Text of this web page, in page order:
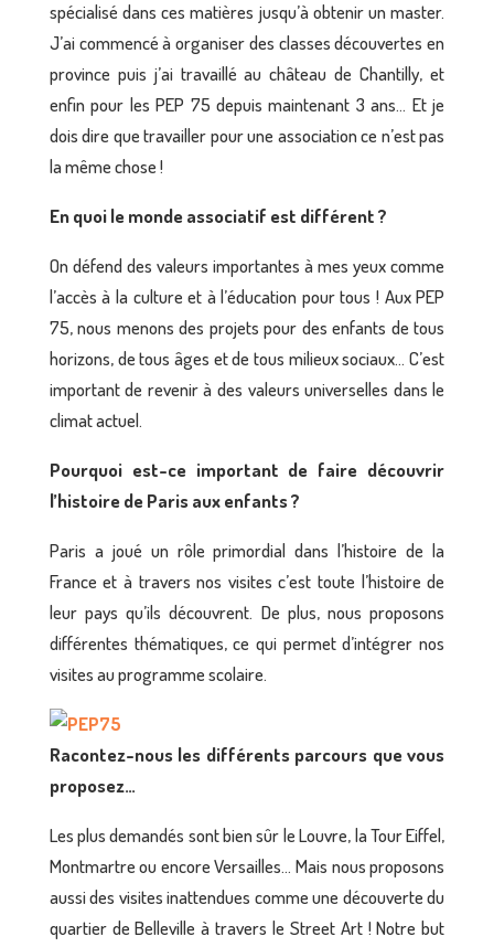
spécialisé dans ces matières jusqu’à obtenir un master.
J’ai commencé à organiser des classes découvertes en
province puis j’ai travaillé au château de Chantilly, et
enfin pour les PEP 75 depuis maintenant 3 ans… Et je
dois dire que travailler pour une association ce n’est pas
la même chose !
En quoi le monde associatif est différent ?
On défend des valeurs importantes à mes yeux comme
l’accès à la culture et à l’éducation pour tous ! Aux PEP
75, nous menons des projets pour des enfants de tous
horizons, de tous âges et de tous milieux sociaux… C’est
important de revenir à des valeurs universelles dans le
climat actuel.
Pourquoi est-ce important de faire découvrir
l’histoire de Paris aux enfants ?
Paris a joué un rôle primordial dans l’histoire de la
France et à travers nos visites c’est toute l’histoire de
leur pays qu’ils découvrent. De plus, nous proposons
différentes thématiques, ce qui permet d’intégrer nos
visites au programme scolaire.
Racontez-nous les différents parcours que vous
proposez…
Les plus demandés sont bien sûr le Louvre, la Tour Eiffel,
Montmartre ou encore Versailles… Mais nous proposons
aussi des visites inattendues comme une découverte du
quartier de Belleville à travers le Street Art ! Notre but